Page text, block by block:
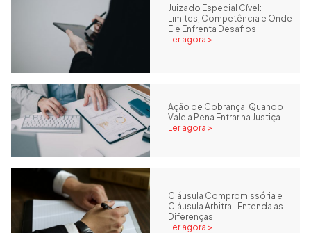
Juizado Especial Cível:
Limites, Competência e Onde
Ele Enfrenta Desafios
Ler agora >
Ação de Cobrança: Quando
Vale a Pena Entrar na Justiça
Ler agora >
Cláusula Compromissória e
Cláusula Arbitral: Entenda as
Diferenças
Ler agora >